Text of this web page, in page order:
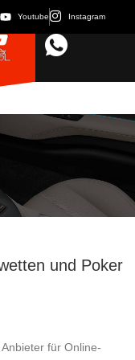
Youtube Instagram
und Poker
für Online-